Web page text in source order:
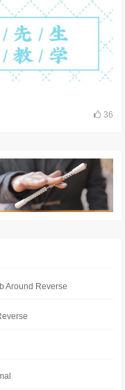
36
Around Reverse